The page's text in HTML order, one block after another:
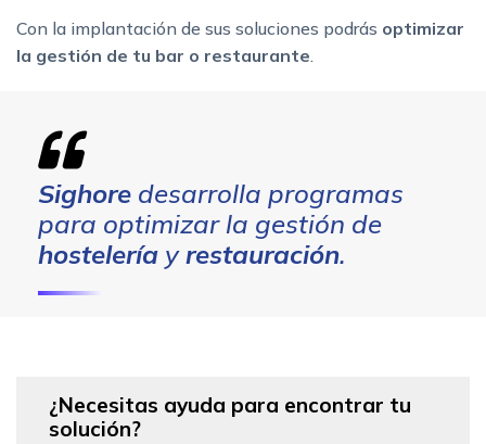
Con la implantación de sus soluciones podrás optimizar
la gestión de tu bar o restaurante.
Sighore desarrolla programas
para optimizar la gestión de
hostelería yrestauración.
¿Necesitas ayuda para encontrar tu
solución?